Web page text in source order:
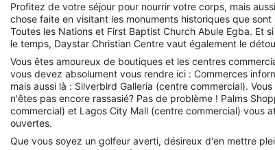
Profitez de votre séjour pour nourrir votre corps, mais
chose faite en visitant les monuments historiques que
Toutes les Nations et First Baptist Church Abule Egba. Et
le temps, Daystar Christian Centre vaut également le
Vous êtes amoureux de boutiques et les centres
vous devez absolument vous rendre ici : Commerces
mais aussi là : Silverbird Galleria (centre commercial).
n'êtes pas encore rassasié? Pas de problème ! Palms
commercial) et Lagos City Mall (centre commercial) vous
ouvertes.
Que vous soyez un golfeur averti, désireux d'en mettre